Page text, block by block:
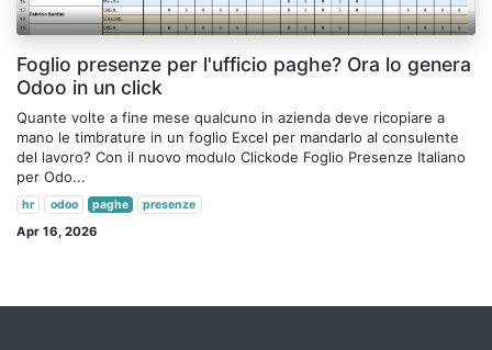
Foglio presenze per l'ufficio paghe? Ora lo genera
Odoo in un click
Quante volte a fine mese qualcuno in azienda deve ricopiare a
mano le timbrature in un foglio Excel per mandarlo al consulente
del lavoro? Con il nuovo modulo Clickode Foglio Presenze Italiano
per Odo...
hr odoo paghe presenze
Apr 16, 2026